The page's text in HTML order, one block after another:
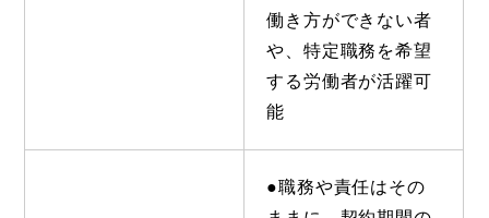
働き方ができない者
や、特定職務を希望
する労働者が活躍可
能
●職務や責任はその